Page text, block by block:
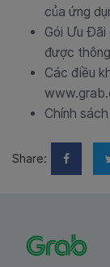
của ứng
Gói Ưu Đãi
được
Các điều
Chính
Share: